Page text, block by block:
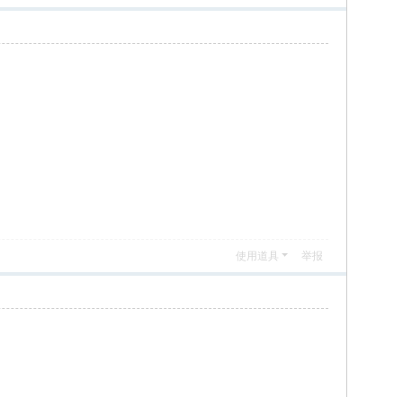
使用道具 举报